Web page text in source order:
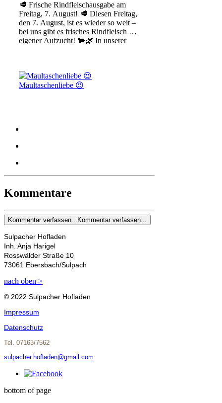
🥩 Frische Rindfleischausgabe am
Freitag, 7. August! 🥩 Diesen Freitag,
den 7. August, ist es wieder so weit –
bei uns gibt es frisches Rindfleisch aus
eigener Aufzucht! 🐂🌿 In unserer
Maultaschenliebe 😍
Kommentare
Kommentar verfassen... Kommentar verfassen...
Sulpacher Hofladen
Inh. Anja Harigel
Rosswälder Straße 10
73061 Ebersbach/Sulpach
nach oben >
© 2022 Sulpacher Hofladen
Impressum
Datenschutz
Tel. 07163/7562
sulpacher.hofladen@gmail.com
bottom of page